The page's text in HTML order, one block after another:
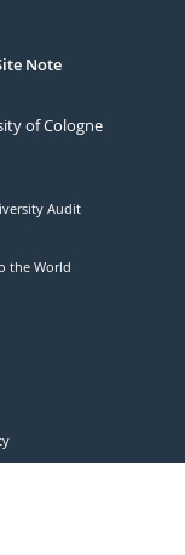
Note
of Cologne
Audit
the World